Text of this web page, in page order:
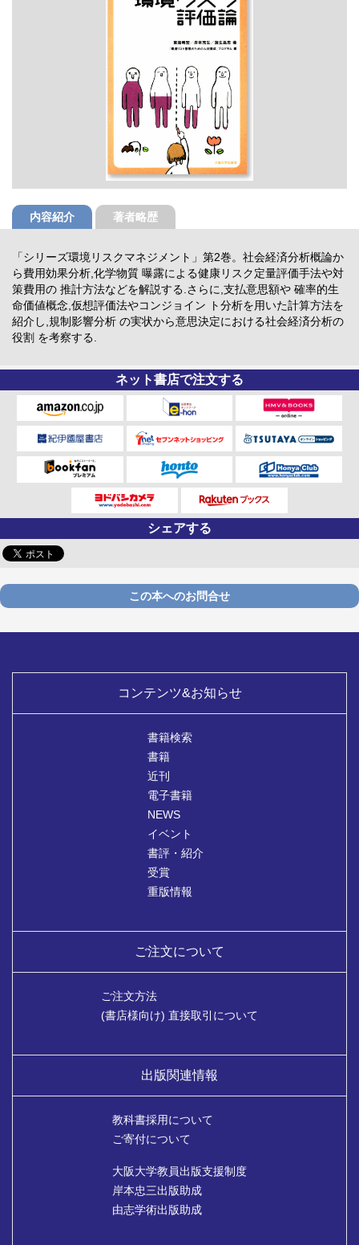
内容紹介 著者略歴
「シリーズ環境リスクマネジメント」第2巻。社会経済分析概論か
ら費用効果分析,化学物質 曝露による健康リスク定量評価手法や対
策費用の 推計方法などを解説する.さらに,支払意思額や 確率的生
命価値概念,仮想評価法やコンジョイン ト分析を用いた計算方法を
紹介し,規制影響分析 の実状から意思決定における社会経済分析の
役割 を考察する.
ネット書店で注文する
シェアする
この本へのお問合せ
コンテンツ&お知らせ
書籍検索
書籍
近刊
電子書籍
NEWS
イベント
書評・紹介
受賞
重版情報
ご注文について
ご注文方法
(書店様向け) 直接取引について
出版関連情報
教科書採用について
ご寄付について
大阪大学教員出版支援制度
岸本忠三出版助成
由志学術出版助成